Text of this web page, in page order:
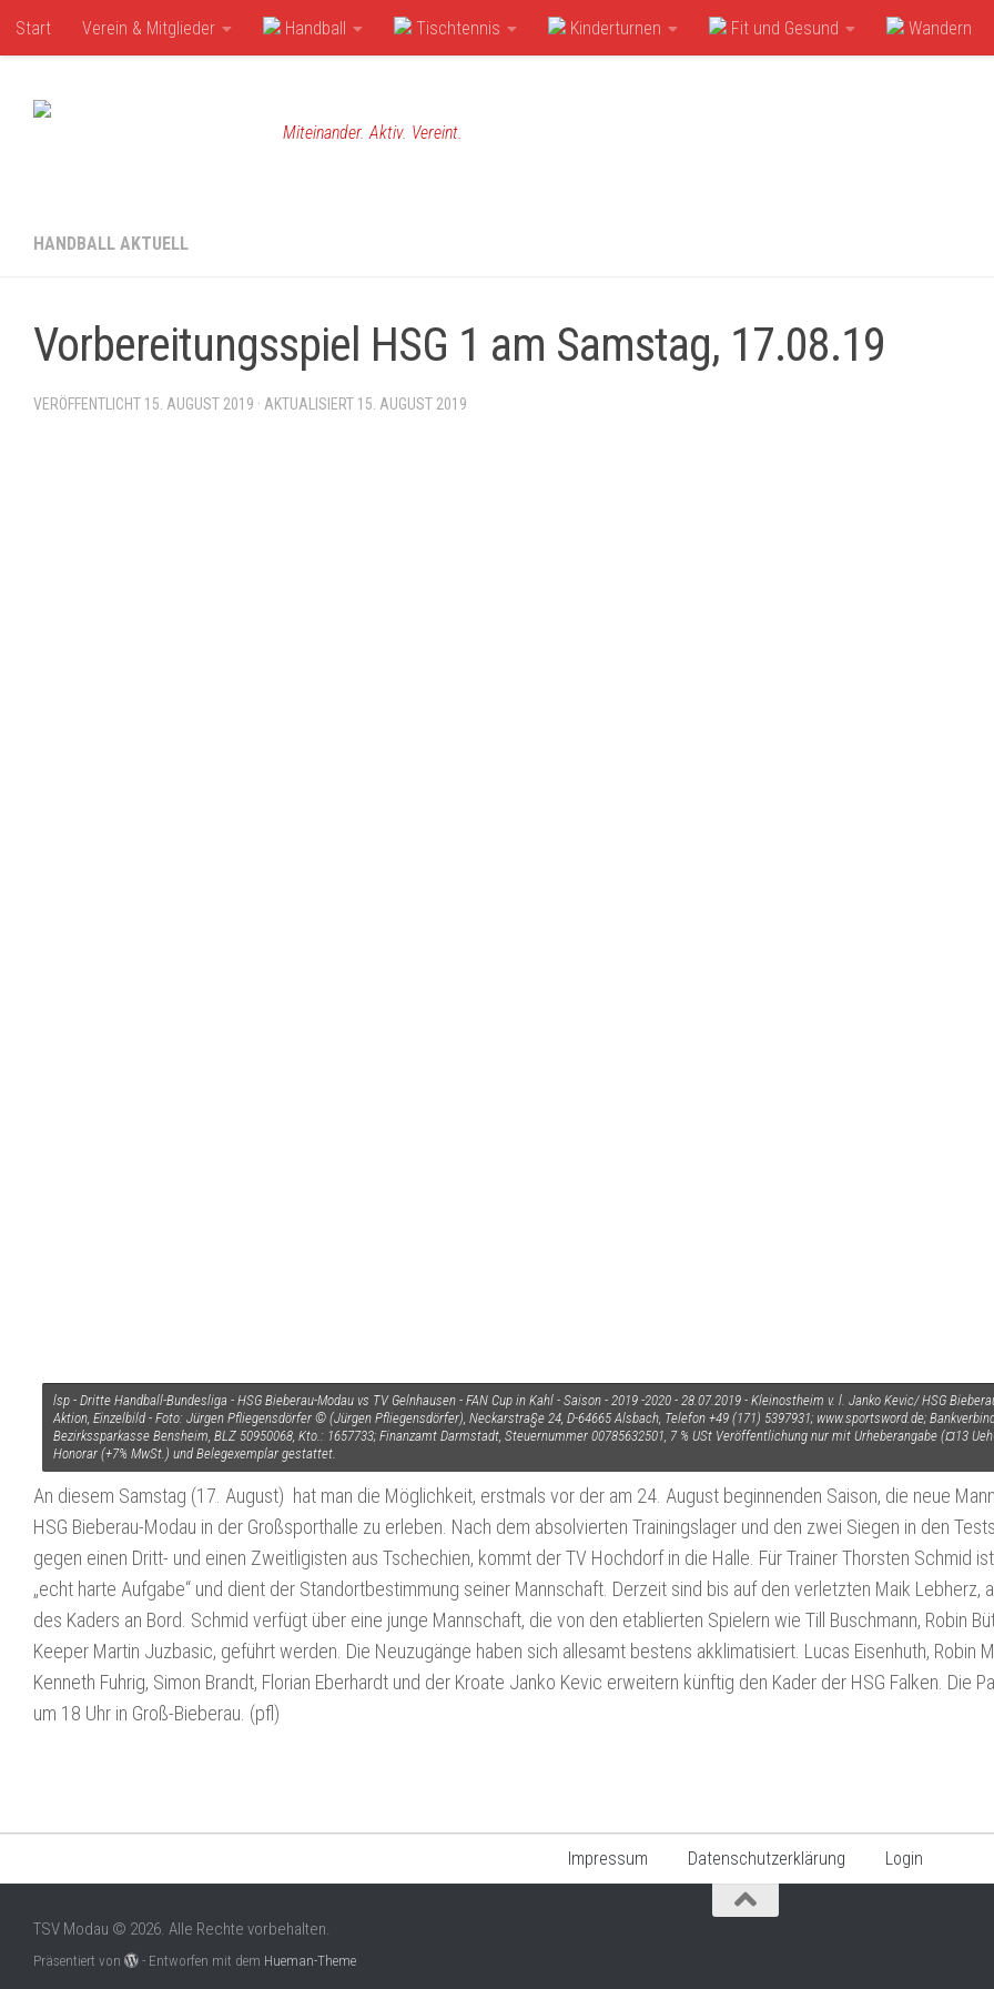
Zum Inhalt springen
Start Verein & Mitglieder Handball Tischtennis Kinderturnen Fit und Gesund Wandern
Miteinander. Aktiv. Vereint.
HANDBALL AKTUELL
Vorbereitungsspiel HSG 1 am Samstag, 17.08.19
VERÖFFENTLICHT 15. AUGUST 2019 · AKTUALISIERT 15. AUGUST 2019
lsp - Dritte Handball-Bundesliga - HSG Bieberau-Modau vs TV Gelnhausen - FAN Cup in Kahl - Saison - 2019 -2020 - 28.07.2019 - Kleinostheim v. l. Janko Kevic/ HSG
Aktion, Einzelbild - Foto: Jürgen Pfliegensdörfer © (Jürgen Pfliegensdörfer), Neckarstra§e 24, D-64665 Alsbach, Telefon +49 (171) 5397931; www.sportsword.de;
Bezirkssparkasse Bensheim, BLZ 50950068, Kto.: 1657733; Finanzamt Darmstadt, Steuernummer 00785632501, 7 % USt Veröffentlichung nur mit Urheberangabe (¤13
Honorar (+7% MwSt.) und Belegexemplar gestattet.
An diesem Samstag (17. August) hat man die Möglichkeit, erstmals vor der am 24. August beginnenden Saison, die neue
HSG Bieberau-Modau in der Großsporthalle zu erleben. Nach dem absolvierten Trainingslager und den zwei Siegen in den
gegen einen Dritt- und einen Zweitligisten aus Tschechien, kommt der TV Hochdorf in die Halle. Für Trainer Thorsten Schmid
„echt harte Aufgabe“ und dient der Standortbestimmung seiner Mannschaft. Derzeit sind bis auf den verletzten Maik Lebherz,
des Kaders an Bord. Schmid verfügt über eine junge Mannschaft, die von den etablierten Spielern wie Till Buschmann, Robin
Keeper Martin Juzbasic, geführt werden. Die Neuzugänge haben sich allesamt bestens akklimatisiert. Lucas Eisenhuth, Robin
Kenneth Fuhrig, Simon Brandt, Florian Eberhardt und der Kroate Janko Kevic erweitern künftig den Kader der HSG Falken. Die
um 18 Uhr in Groß-Bieberau. (pfl)
Impressum Datenschutzerklärung Login
TSV Modau © 2026. Alle Rechte vorbehalten.
Präsentiert von - Entworfen mit dem Hueman-Theme